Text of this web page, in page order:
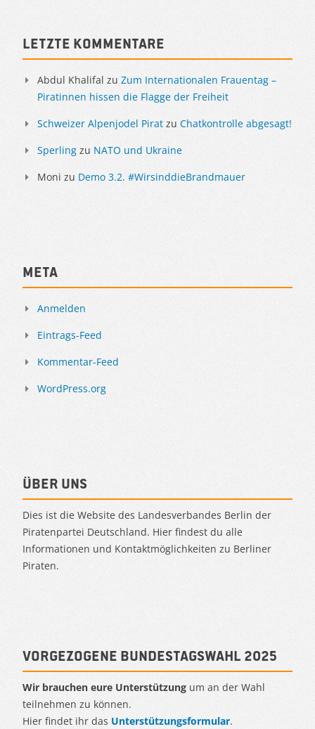
Sidebar
Letzte Kommentare
Abdul Khalifal zu Zum Internationalen Frauentag –
Piratinnen hissen die Flagge der Freiheit
Schweizer Alpenjodel Pirat zu Chatkontrolle abgesagt!
Sperling zu NATO und Ukraine
Moni zu Demo 3.2. #WirsinddieBrandmauer
Meta
Anmelden
Eintrags-Feed
Kommentar-Feed
WordPress.org
Über uns
Dies ist die Website des Landesverbandes Berlin der
Piratenpartei Deutschland. Hier findest du alle
Informationen und Kontaktmöglichkeiten zu Berliner
Piraten.
Vorgezogene Bundestagswahl 2025
Wir brauchen eure Unterstützung um an der Wahl
teilnehmen zu können.
Hier findet ihr das Unterstützungsformular.